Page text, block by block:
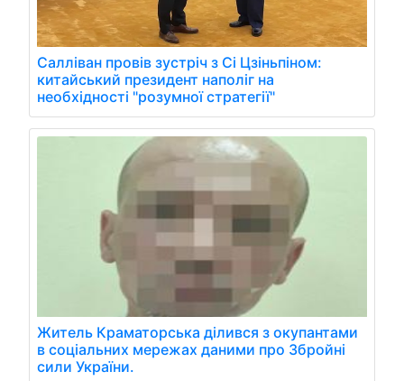
Салліван провів зустріч з Сі Цзіньпіном:
китайський президент наполіг на
необхідності "розумної стратегії"
Житель Краматорська ділився з окупантами
в соціальних мережах даними про Збройні
сили України.